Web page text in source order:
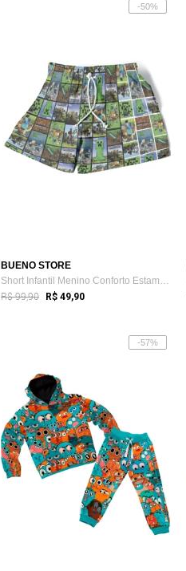
-50%
BUENO STORE
Short Infantil Menino Conforto Estampado...
R$ 99,90 R$ 49,90
-57%